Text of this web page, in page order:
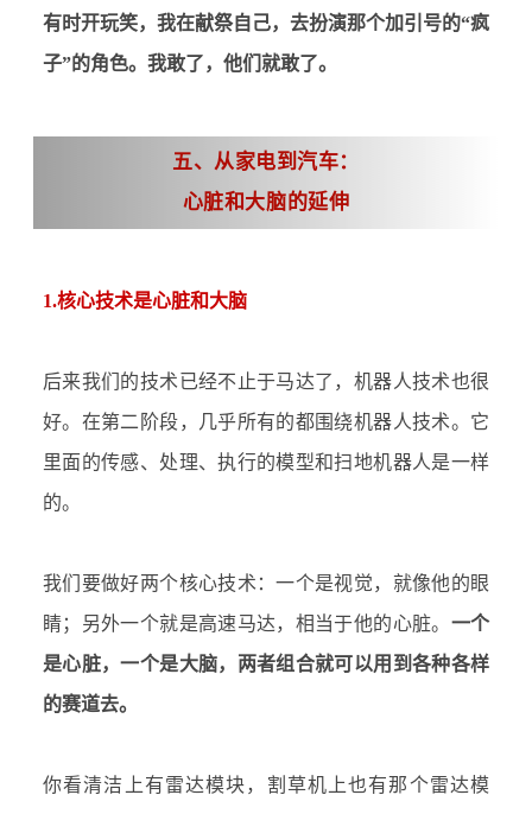
有时开玩笑，我在献祭自己，去扮演那个加引号的“疯
子”的角色。我敢了，他们就敢了。
五、从家电到汽车：
心脏和大脑的延伸
1.核心技术是心脏和大脑
后来我们的技术已经不止于马达了，机器人技术也很
好。在第二阶段，几乎所有的都围绕机器人技术。它
里面的传感、处理、执行的模型和扫地机器人是一样
的。
我们要做好两个核心技术：一个是视觉，就像他的眼
睛；另外一个就是高速马达，相当于他的心脏。 一个
是心脏，一个是大脑，两者组合就可以用到各种各样
的赛道去。
你看清洁上有雷达模块，割草机上也有那个雷达模